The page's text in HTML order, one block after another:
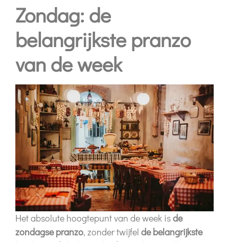
Zondag: de
belangrijkste pranzo
van de week
Het absolute hoogtepunt van de week isde
zondagse pranzo, zonder twijfel de belangrijkste